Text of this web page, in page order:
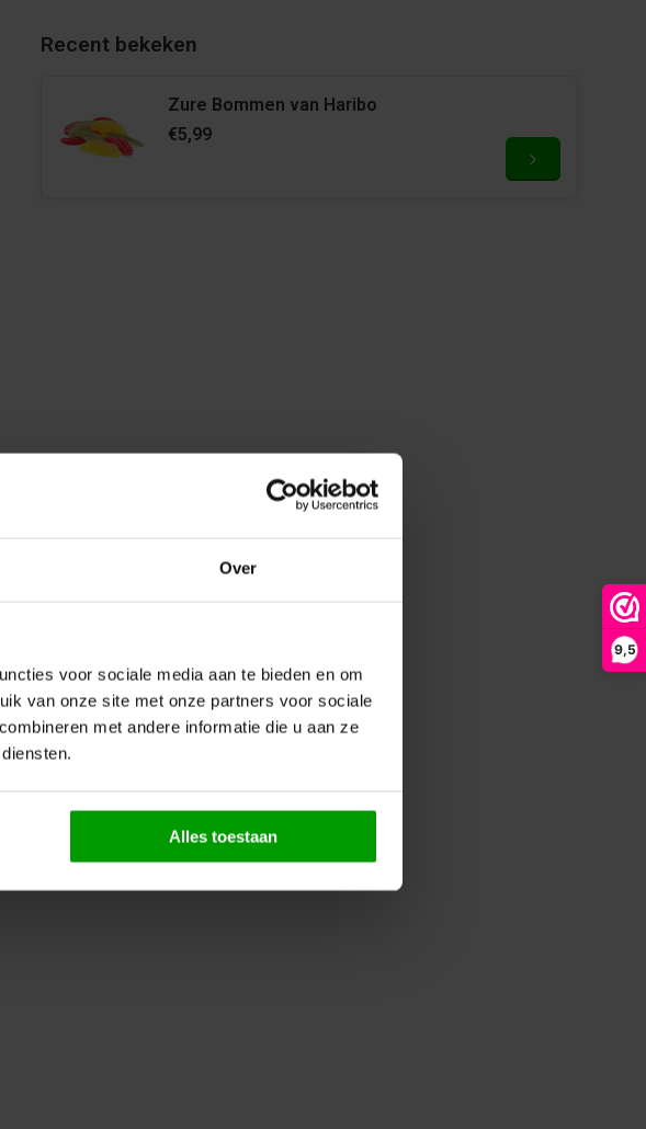
Over
voor sociale media aan te bieden en om
van onze site met onze partners voor sociale
met andere informatie die u aan ze
Alles toestaan
9,5
Recent bekeken
Zure Bommen van Haribo
€5,99